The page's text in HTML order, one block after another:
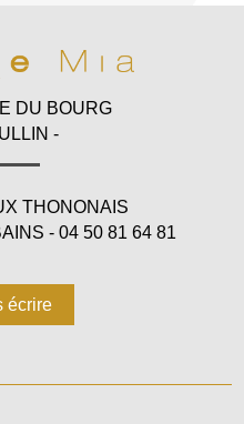
DU BOURG
-
THONONAIS
- 04 50 81 64 81
écrire